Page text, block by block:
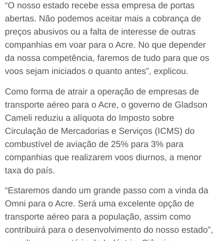
“O nosso estado recebe essa empresa de portas
abertas. Não podemos aceitar mais a cobrança de
preços abusivos ou a falta de interesse de outras
companhias em voar para o Acre. No que depender
da nossa competência, faremos de tudo para que os
voos sejam iniciados o quanto antes”, explicou.
Como forma de atrair a operação de empresas de
transporte aéreo para o Acre, o governo de Gladson
Cameli reduziu a alíquota do Imposto sobre
Circulação de Mercadorias e Serviços (ICMS) do
combustível de aviação de 25% para 3% para
companhias que realizarem voos diurnos, a menor
taxa do país.
“Estaremos dando um grande passo com a vinda da
Omni para o Acre. Será uma excelente opção de
transporte aéreo para a população, assim como
contribuirá para o desenvolvimento do nosso estado”,